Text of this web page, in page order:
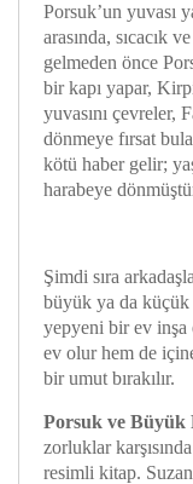
Porsuk’un yuvası
arasında, sıcacık
gelmeden önce
bir kapı yapar,
yuvasını çevreler,
dönmeye fırsat
kötü haber gelir;
harabeye
Şimdi sıra
büyük ya da
yepyeni bir ev inşa
ev olur hem de
bir umut bırakılır.
Porsuk ve Büyük
zorluklar
resimli kitap.